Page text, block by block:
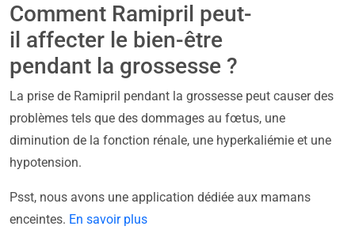
Comment Ramipril peut-
il affecter le bien-être
pendant la grossesse ?
La prise de Ramipril pendant la grossesse peut causer des
problèmes tels que des dommages au fœtus, une
diminution de la fonction rénale, une hyperkaliémie et une
hypotension.
Psst, nous avons une application dédiée aux mamans
enceintes. En savoir plus